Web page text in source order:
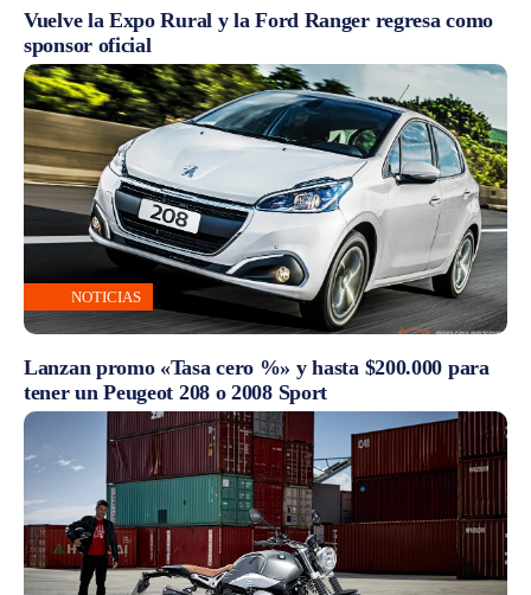
Vuelve la Expo Rural y la Ford Ranger regresa como
sponsor oficial
NOTICIAS
Lanzan promo «Tasa cero %» y hasta $200.000 para
tener un Peugeot 208 o 2008 Sport